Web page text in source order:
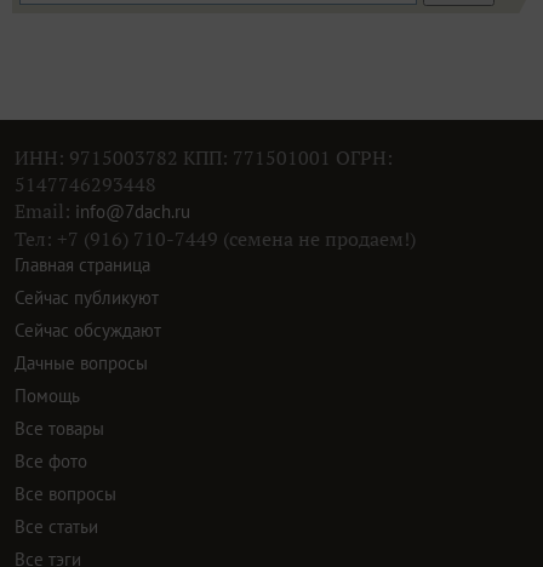
ИНН: 9715003782 КПП: 771501001 ОГРН:
5147746293448
Email: info@7dach.ru
Тел: +7 (916) 710-7449 (семена не продаем!)
Главная страница
Сейчас публикуют
Сейчас обсуждают
Дачные вопросы
Помощь
Все товары
Все фото
Все вопросы
Все статьи
Все тэги